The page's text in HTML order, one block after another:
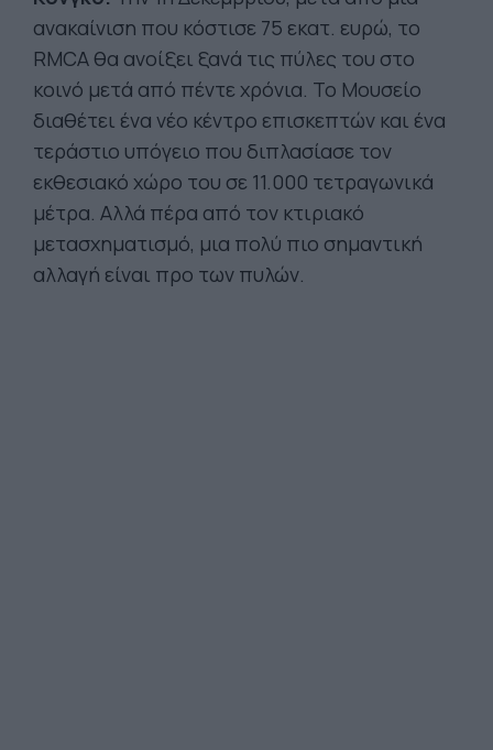
ανακαίνιση που κόστισε 75 εκατ. ευρώ, το
RMCA θα ανοίξει ξανά τις πύλες του στο
κοινό μετά από πέντε χρόνια. Το Μουσείο
διαθέτει ένα νέο κέντρο επισκεπτών και ένα
τεράστιο υπόγειο που διπλασίασε τον
εκθεσιακό χώρο του σε 11.000 τετραγωνικά
μέτρα. Αλλά πέρα από τον κτιριακό
μετασχηματισμό, μια πολύ πιο σημαντική
αλλαγή είναι προ των πυλών.